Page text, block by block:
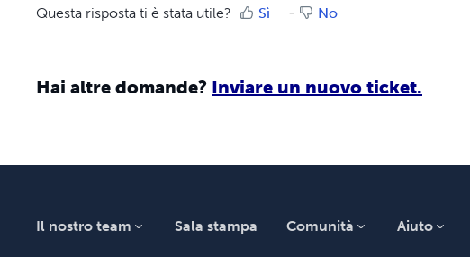
Questa risposta ti è stata utile? Sì No
Hai altre domande? Inviare un nuovo ticket.
Il nostro team Sala stampa Comunità Aiuto